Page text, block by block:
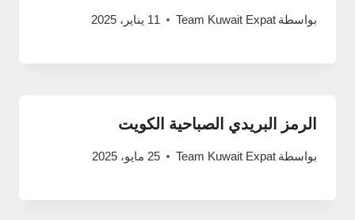
بواسطة Team Kuwait Expat 11 يناير، 2025
الرمز البريدي الصباحية الكويت
بواسطة Team Kuwait Expat 25 مايو، 2025